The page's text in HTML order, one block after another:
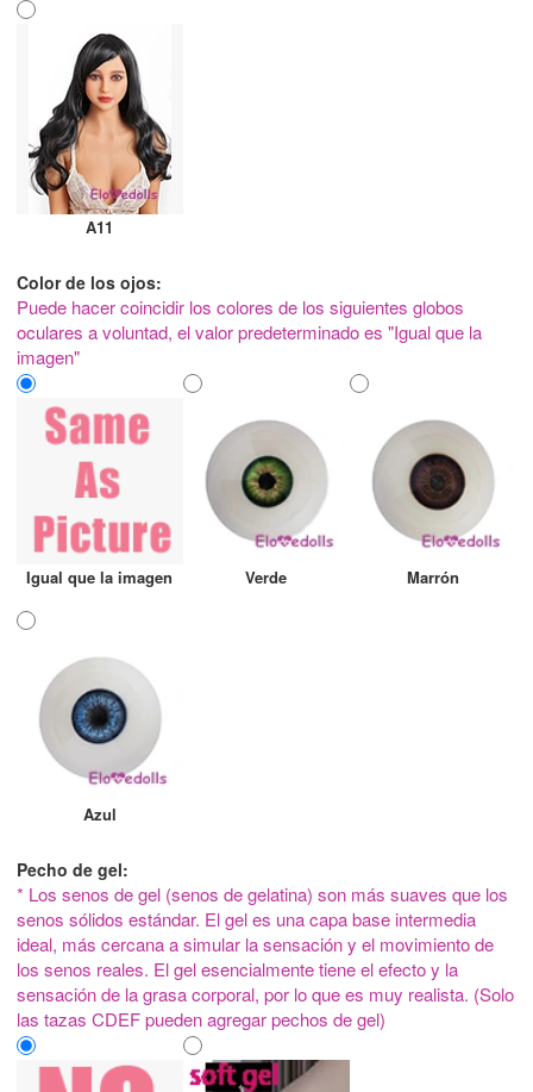
A11
Color de los ojos:
Puede hacer coincidir los colores de los siguientes globos
oculares a voluntad, el valor predeterminado es "Igual que la
imagen"
Igual que la imagen Verde Marrón
Azul
Pecho de gel:
* Los senos de gel (senos de gelatina) son más suaves que los
senos sólidos estándar. El gel es una capa base intermedia
ideal, más cercana a simular la sensación y el movimiento de
los senos reales. El gel esencialmente tiene el efecto y la
sensación de la grasa corporal, por lo que es muy realista. (Solo
las tazas CDEF pueden agregar pechos de gel)